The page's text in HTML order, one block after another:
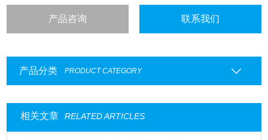
产品咨询 联系我们
产品分类 PRODUCT CATEGORY
相关文章 RELATED ARTICLES